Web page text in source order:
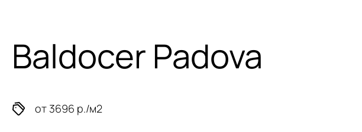
Baldocer Padova
от 3696 р./м2